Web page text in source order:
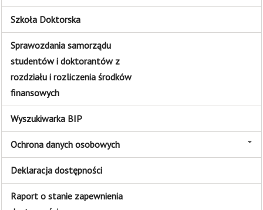
Szkoła Doktorska
Sprawozdania samorządu
studentów i doktorantów z
rozdziału i rozliczenia środków
finansowych
Wyszukiwarka BIP
Ochrona danych osobowych
Deklaracja dostępności
Raport o stanie zapewnienia